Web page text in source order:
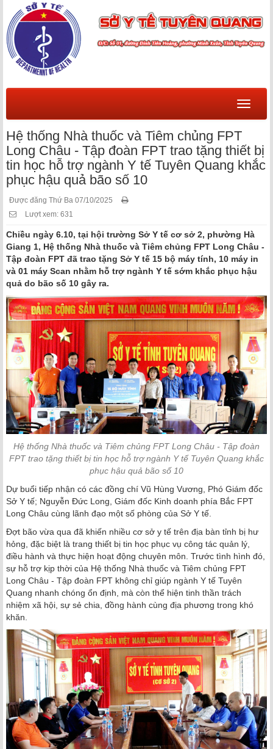
Menu
Hệ thống Nhà thuốc và Tiêm chủng FPT
Long Châu - Tập đoàn FPT trao tặng thiết bị
tin học hỗ trợ ngành Y tế Tuyên Quang khắc
phục hậu quả bão số 10
Được đăng Thứ Ba 07/10/2025
Lượt xem: 631
Chiều ngày 6.10, tại hội trường Sở Y tế cơ sở 2, phường Hà
Giang 1, Hệ thống Nhà thuốc và Tiêm chủng FPT Long Châu -
Tập đoàn FPT đã trao tặng Sở Y tế 15 bộ máy tính, 10 máy in
và 01 máy Scan nhằm hỗ trợ ngành Y tế sớm khắc phục hậu
quả do bão số 10 gây ra.
Hệ thống Nhà thuốc và Tiêm chủng FPT Long Châu - Tập đoàn
FPT trao tặng thiết bị tin học hỗ trợ ngành Y tế Tuyên Quang khắc
phục hậu quả bão số 10
Dự buổi tiếp nhận có các đồng chí Vũ Hùng Vương, Phó Giám đốc
Sở Y tế; Nguyễn Đức Long, Giám đốc Kinh doanh phía Bắc FPT
Long Châu cùng lãnh đạo một số phòng của Sở Y tế.
Đợt bão vừa qua đã khiến nhiều cơ sở y tế trên địa bàn tỉnh bị hư
hỏng, đặc biệt là trang thiết bị tin học phục vụ công tác quản lý,
điều hành và thực hiện hoạt động chuyên môn. Trước tình hình đó,
sự hỗ trợ kịp thời của Hệ thống Nhà thuốc và Tiêm chủng FPT
Long Châu - Tập đoàn FPT không chỉ giúp ngành Y tế Tuyên
Quang nhanh chóng ổn định, mà còn thể hiện tinh thần trách
nhiệm xã hội, sự sẻ chia, đồng hành cùng địa phương trong khó
khăn.